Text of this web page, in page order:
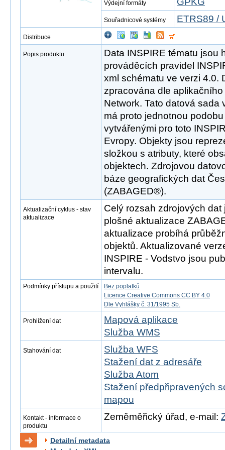
Výdejní formáty
Souřadnicové systémy ETRS89 /
Distribuce
Popis produktu
Data INSPIRE tématu jsou
prováděcích pravidel
xml schématu ve verzi 4.0.
zpracována dle
Network. Tato datová sada
má proto jednotnou
vytvářenými pro toto
Evropy. Objekty jsou
složkou s atributy, které
objektech. Zdrojovou
báze geografických dat
(ZABAGED®).
Aktualizační cyklus - stav
aktualizace
Celý rozsah zdrojových
plošné aktualizace
aktualizace probíhá
objektů. Aktualizované
INSPIRE - Vodstvo jsou
intervalu.
Podmínky přístupu a použití
Bez poplatků
Licence Creative Commons CC BY 4.0
Dle Vyhlášky č. 31/1995 Sb.
Prohlížení dat
Mapová aplikace
Služba WMS
Stahování dat
Služba WFS
Stažení dat z adresáře
Služba Atom
Stažení předpřipravených
mapou
Kontakt - informace o
produktu
Zeměměřický úřad, e-mail:
Detailní metadata